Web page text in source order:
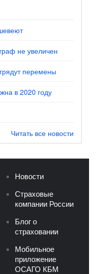
не увеличен
перемены
в 2020 году
Читать все новости
Новости
Страховые
компании России
Блог о
страховании
Мобильное
приложение
ОСАГО КБМ